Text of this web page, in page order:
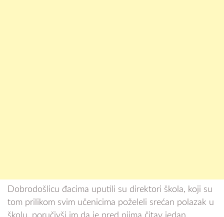
Dobrodošlicu đacima uputili su direktori škola, koji su
tom prilikom svim učenicima poželeli srećan polazak u